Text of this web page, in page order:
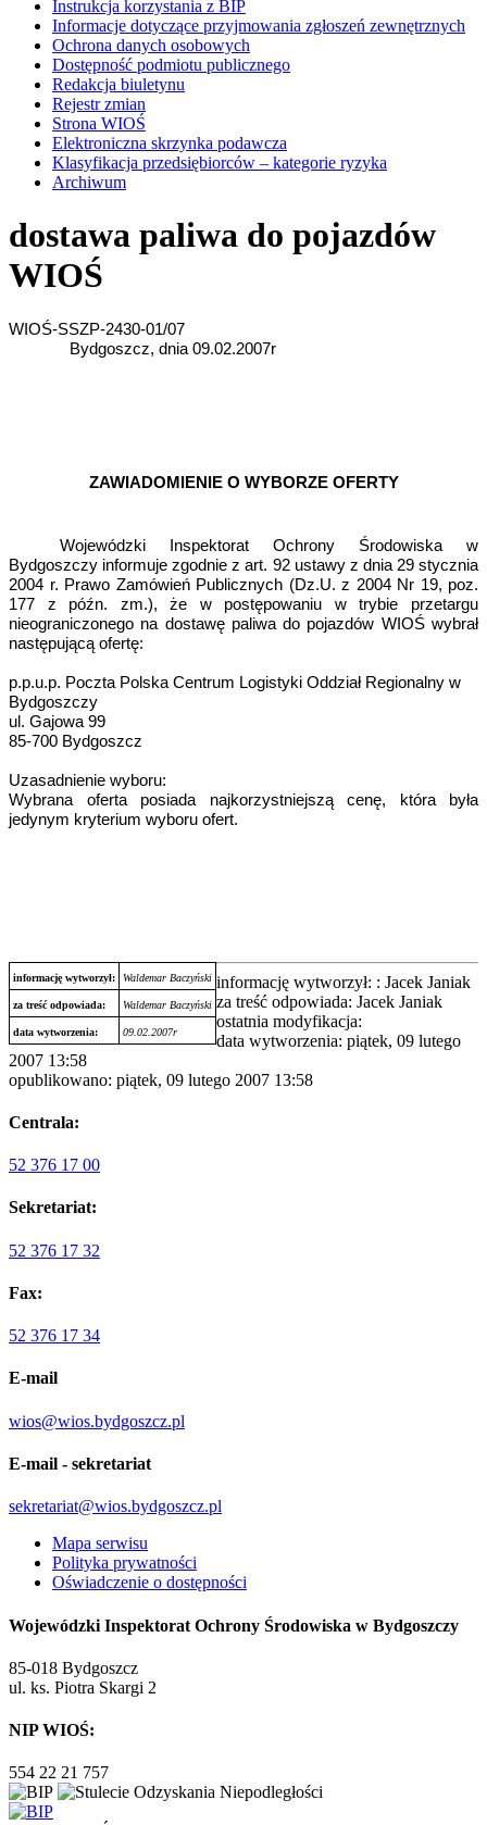
Instrukcja korzystania z BIP
Informacje dotyczące przyjmowania zgłoszeń zewnętrznych
Ochrona danych osobowych
Dostępność podmiotu publicznego
Redakcja biuletynu
Rejestr zmian
Strona WIOŚ
Elektroniczna skrzynka podawcza
Klasyfikacja przedsiębiorców – kategorie ryzyka
Archiwum
dostawa paliwa do pojazdów
WIOŚ
WIOŚ-SSZP-2430-01/07
Bydgoszcz, dnia 09.02.2007r
ZAWIADOMIENIE O WYBORZE OFERTY
Wojewódzki Inspektorat Ochrony Środowiska w
Bydgoszczy informuje zgodnie z art. 92 ustawy z dnia 29 stycznia
2004 r. Prawo Zamówień Publicznych (Dz.U. z 2004 Nr 19, poz.
177 z późn. zm.), że w postępowaniu w trybie przetargu
nieograniczonego na dostawępaliwa do pojazdów WIOŚwybrał
następującą ofertę:
p.p.u.p. Poczta Polska Centrum Logistyki Oddział Regionalny w
Bydgoszczy
ul. Gajowa 99
85-700 Bydgoszcz
Uzasadnienie wyboru:
Wybrana oferta posiada najkorzystniejszą cenę, która była
jedynym kryterium wyboru ofert.
informację wytworzył: Waldemar Baczyński
za treść odpowiada: Waldemar Baczyński
data wytworzenia: 09.02.2007r
informację wytworzył: : Jacek Janiak
za treść odpowiada: Jacek Janiak
ostatnia modyfikacja:
data wytworzenia: piątek, 09 lutego
2007 13:58
opublikowano: piątek, 09 lutego 2007 13:58
Centrala:
52 376 17 00
Sekretariat:
52 376 17 32
Fax:
52 376 17 34
E-mail
wios@wios.bydgoszcz.pl
E-mail - sekretariat
sekretariat@wios.bydgoszcz.pl
Mapa serwisu
Polityka prywatności
Oświadczenie o dostępności
Wojewódzki Inspektorat Ochrony Środowiska w Bydgoszczy
85-018 Bydgoszcz
ul. ks. Piotra Skargi 2
NIP WIOŚ:
554 22 21 757